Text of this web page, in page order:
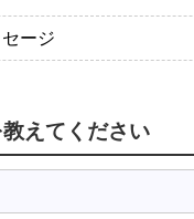
ージ
えてください